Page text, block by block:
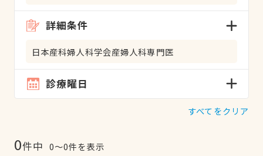
詳細条件
日本産科婦人科学会産婦人科専門医
診療曜日
すべてをクリア
0件中 0〜0件を表示